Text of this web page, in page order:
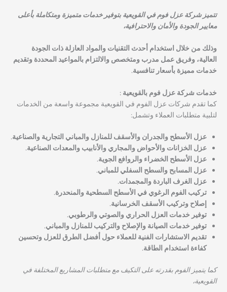
تتميز شركة عزل فوم في القويعية بتوفير خدمات متميزة ومتكاملة بأعلى
معايير الجودة والأمان والاحترافية،
وذلك من خلال استخدام أحدث التقنيات والمواد العازلة ذات الجودة
العالية، وفريق عمل مدرب ومتخصص والالتزام بالمواعيد المحددة وتقديم
خدمات مميزة بأسعار تنافسية.
خدمات شركة عزل فوم بالقويعية :
كما تقدم شركات عزل الفوم في القويعية مجموعة واسعة من الخدمات
لتلبية متطلبات العملاء وتشمل:
عزل الأسطح والجدران والأسقف للمنازل والمباني التجارية والصناعية.
عزل الخزانات والأحواض والمجاري والأنابيب والمعدات الصناعية.
عزل الأسطح الخضراء والروافع الجوية.
عزل المسابح والسطح السفلي للمباني.
عزل الغرف الباردة والمجمدات.
تركيب الفوم الرغوي في الأسطح السطحية والمنحدرة.
إصلاح وتركيب الأسقف الخرسانية.
توفير خدمات العزل الحراري والصوتي والرطوبي.
توفير خدمات الصيانة والإصلاح والتركيب للمنازل والمباني.
تقديم الاستشارات الفنية للعملاء حول أفضل الطرق للعزل وتحسين
كفاءة استخدام الطاقة.
كما يتميز الفوم بقدرته على التكيف مع متطلبات المشاريع المختلفة في
القويعية،